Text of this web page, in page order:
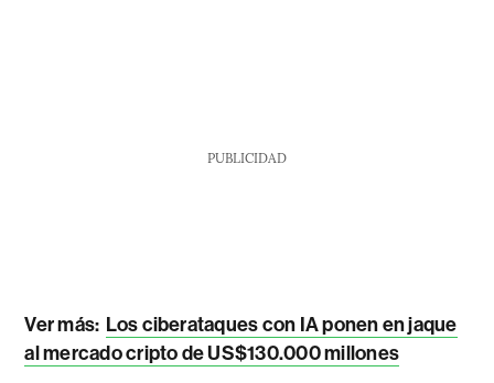
PUBLICIDAD
Ver más: Los ciberataques con IA ponen en jaque
al mercado cripto de US$130.000 millones